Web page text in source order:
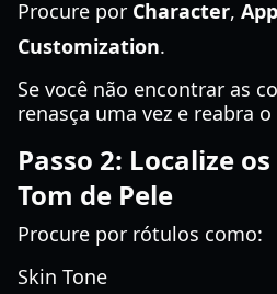
Procure por Character,
Customization.
Se você não encontrar as
renasça uma vez e reabra
Passo 2: Localize
Tom de Pele
Procure por rótulos como:
Skin Tone